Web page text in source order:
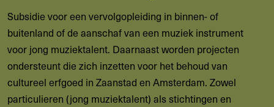
Subsidie voor een vervolgopleiding in binnen-of
buitenland of de aanschaf van een muziek instrument
voor jong muziektalent. Daarnaast worden projecten
ondersteunt die zich inzetten voor het behoud van
cultureel erfgoed in Zaanstad en Amsterdam. Zowel
particulieren (jong muziektalent) als stichtingen en